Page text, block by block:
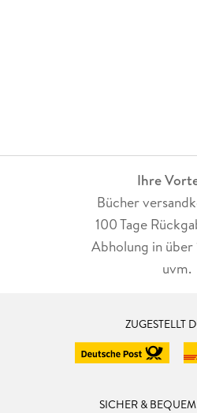
Ihre
Bücher
100 Tage
Abholung in über
uvm.
ZUGESTELLT
SICHER &